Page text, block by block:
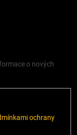
o nových
ochrany